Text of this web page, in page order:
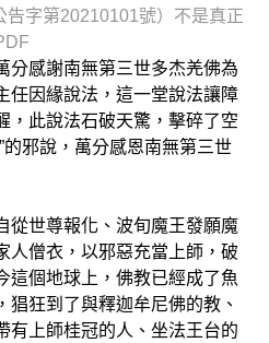
告字第20210101號）不是真正
分感謝南無第三世多杰羌佛為
任因緣說法，這一堂說法讓障
，此說法石破天驚，擊碎了空
的邪說，萬分感恩南無第三世
從世尊報化、波旬魔王發願魔
人僧衣，以邪惡充當上師，破
這個地球上，佛教已經成了魚
猖狂到了與釋迦牟尼佛的教、
有上師桂冠的人、坐法王台的